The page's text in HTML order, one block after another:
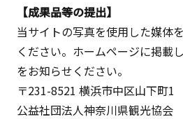
【成果品等の提出】
当サイトの写真を使用した媒体
ください。ホームページに掲載
をお知らせください。
〒231-8521 横浜市中区山下町
公益社団法人神奈川県観光協